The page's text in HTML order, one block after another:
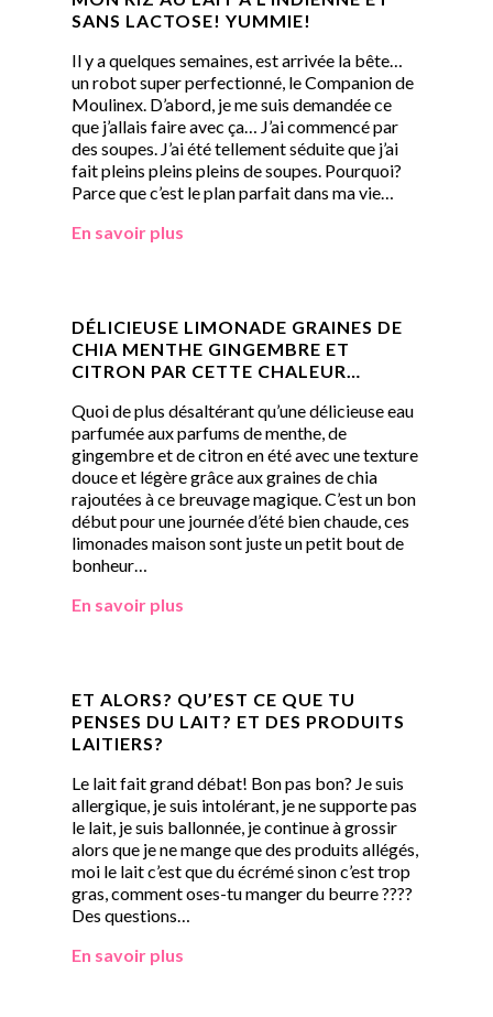
SANS LACTOSE! YUMMIE!
Il y a quelques semaines, est arrivée la bête…
un robot super perfectionné, le Companion de
Moulinex. D’abord, je me suis demandée ce
que j’allais faire avec ça… J’ai commencé par
des soupes. J’ai été tellement séduite que j’ai
fait pleins pleins pleins de soupes. Pourquoi?
Parce que c’est le plan parfait dans ma vie…
En savoir plus
DÉLICIEUSE LIMONADE GRAINES DE
CHIA MENTHE GINGEMBRE ET
CITRON PAR CETTE CHALEUR…
Quoi de plus désaltérant qu’une délicieuse eau
parfumée aux parfums de menthe, de
gingembre et de citron en été avec une texture
douce et légère grâce aux graines de chia
rajoutées à ce breuvage magique. C’est un bon
début pour une journée d’été bien chaude, ces
limonades maison sont juste un petit bout de
bonheur…
En savoir plus
ET ALORS? QU’EST CE QUE TU
PENSES DU LAIT? ET DES PRODUITS
LAITIERS?
Le lait fait grand débat! Bon pas bon? Je suis
allergique, je suis intolérant, je ne supporte pas
le lait, je suis ballonnée, je continue à grossir
alors que je ne mange que des produits allégés,
moi le lait c’est que du écrémé sinon c’est trop
gras, comment oses-tu manger du beurre ????
Des questions…
En savoir plus